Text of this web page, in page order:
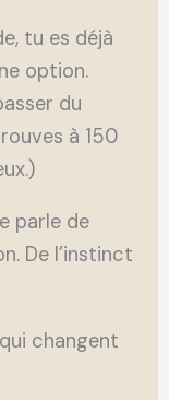
tu es déjà
option.
du
à 150
parle de
De l’instinct
changent